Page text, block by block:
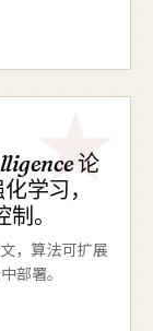
论
学习，
。
，算法可扩展
部署。